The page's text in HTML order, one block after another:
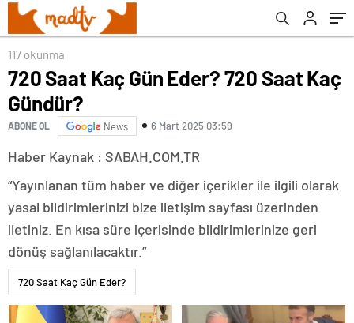
117 okunma
720 Saat Kaç Gün Eder? 720 Saat Kaç
Gündür?
ABONE OL News 6 Mart 2025 03:59
Haber Kaynak : SABAH.COM.TR
“Yayınlanan tüm haber ve diğer içerikler ile ilgili olarak
yasal bildirimlerinizi bize iletişim sayfası üzerinden
iletiniz. En kısa süre içerisinde bildirimlerinize geri
dönüş sağlanılacaktır.”
720 Saat Kaç Gün Eder?